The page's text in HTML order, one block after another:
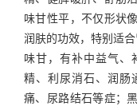
味甘性平，不仅形状
润肤的功效，特别适
味甘，有补中益气、
精、利尿消石、润肠
痛、尿路结石等症；